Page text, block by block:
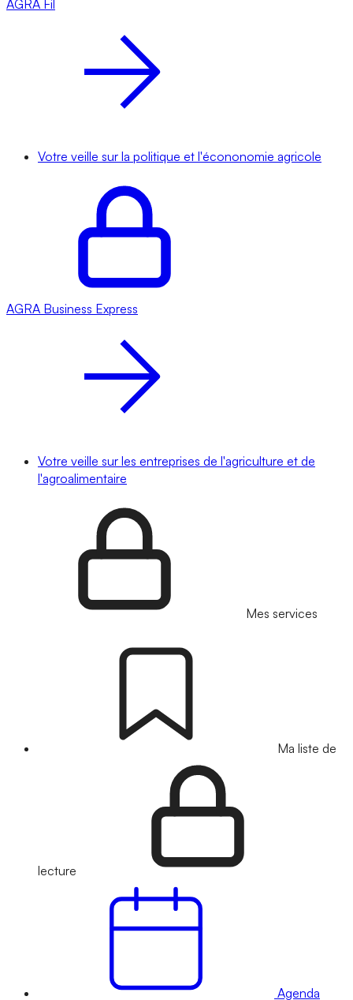
AGRA Fil
Votre veille sur la politique et l'écononomie agricole
AGRA Business Express
Votre veille sur les entreprises de l'agriculture et de
l'agroalimentaire
Mes services
Ma liste de
lecture
Agenda